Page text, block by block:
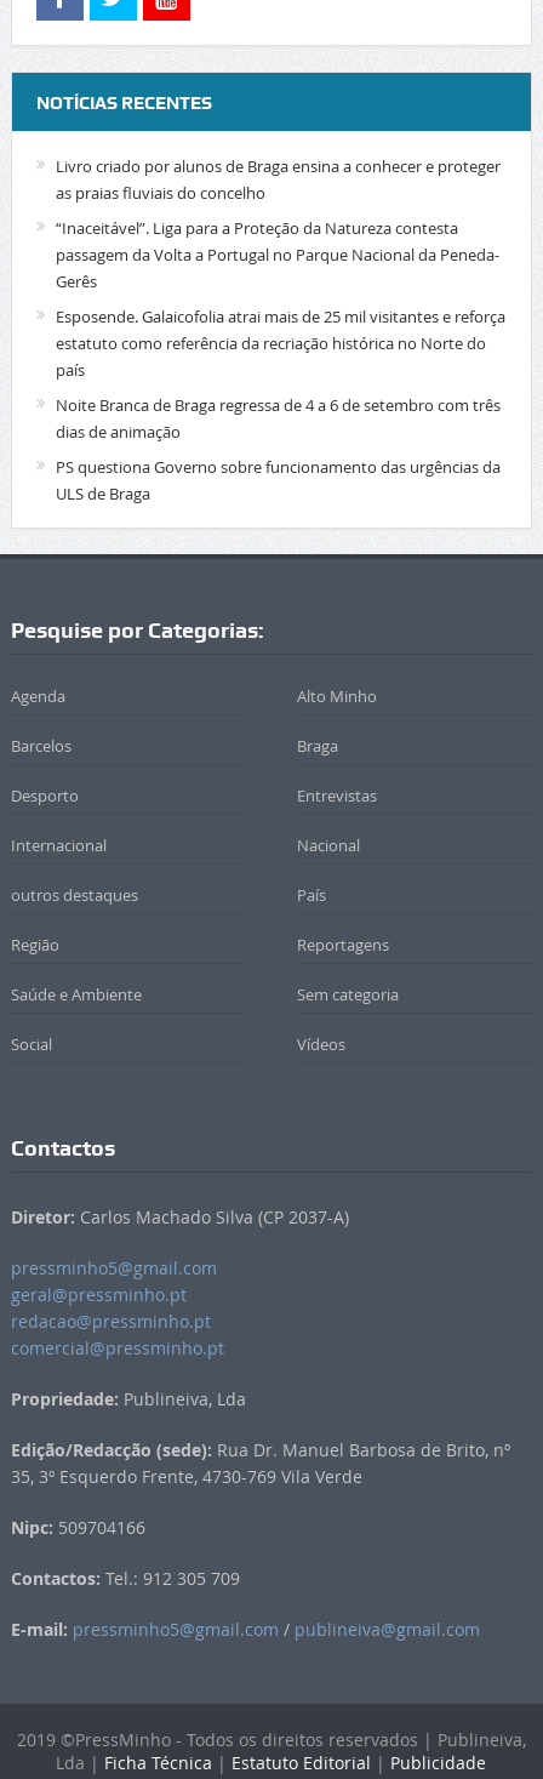
NOTÍCIAS RECENTES
Livro criado por alunos de Braga ensina a conhecer e proteger
as praias fluviais do concelho
“Inaceitável”. Liga para a Proteção da Natureza contesta
passagem da Volta a Portugal no Parque Nacional da Peneda-
Gerês
Esposende. Galaicofolia atrai mais de 25 mil visitantes e reforça
estatuto como referência da recriação histórica no Norte do
país
Noite Branca de Braga regressa de 4 a 6 de setembro com três
dias de animação
PS questiona Governo sobre funcionamento das urgências da
ULS de Braga
Pesquise por Categorias:
Agenda Alto Minho
Barcelos Braga
Desporto Entrevistas
Internacional Nacional
outros destaques País
Região Reportagens
Saúde e Ambiente Sem categoria
Social Vídeos
Contactos
Diretor: Carlos Machado Silva (CP 2037-A)
pressminho5@gmail.com
geral@pressminho.pt
redacao@pressminho.pt
comercial@pressminho.pt
Propriedade: Publineiva, Lda
Edição/Redacção (sede): Rua Dr. Manuel Barbosa de Brito, nº
35, 3º Esquerdo Frente, 4730-769 Vila Verde
Nipc: 509704166
Contactos: Tel.: 912 305 709
E-mail: pressminho5@gmail.com / publineiva@gmail.com
2019 ©PressMinho - Todos os direitos reservados | Publineiva,
Lda | Ficha Técnica | Estatuto Editorial | Publicidade